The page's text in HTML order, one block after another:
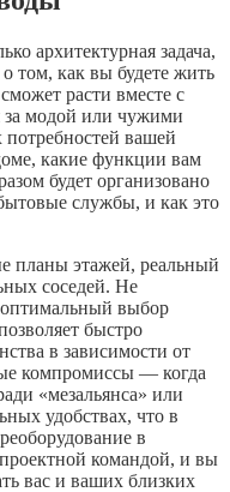
архитектурная задача,
том, как вы будете жить
расти вместе с
за модой или чужими
потребностей вашей
какие функции вам
будет организовано
службы, и как это
планы этажей, реальный
соседей. Не
оптимальный выбор
быстро
в зависимости от
компромиссы — когда
«мезальянса» или
удобствах, что в
в
командой, и вы
вас и ваших близких